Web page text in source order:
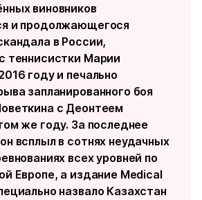
виновников
и продолжающегося
в России,
теннисистки Марии
году и печально
запланированного боя
с Деонтеем
же году. За последнее
всплыл в сотнях неудачных
всех уровней по
Европе, а издание Medical
назвало Казахстан